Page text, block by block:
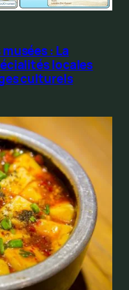
: La
locales
culturels